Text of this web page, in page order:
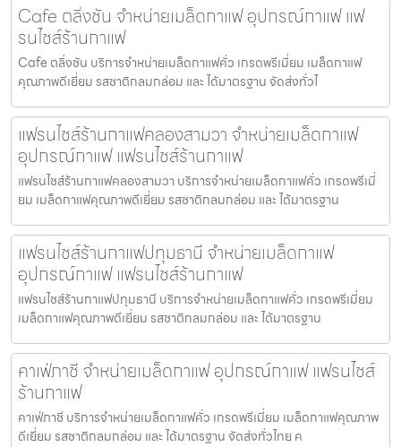
Cafe ตลิ่งชัน จำหน่ายเมล็ดกาแฟ อุปกรณ์กาแฟ แฟ
รนไชส์ร้านกาแฟ
Cafe ตลิ่งชัน บริการจำหน่ายเมล็ดกาแฟคั่ว เกรดพรีเมี่ยม เมล็ดกาแฟ
คุณภาพดีเยี่ยม รสชาติกลมกล่อม และ ได้มาตรฐาน จัดส่งทั่วไ
แฟรนไชส์ร้านกาแฟคลองสามวา จำหน่ายเมล็ดกาแฟ
อุปกรณ์กาแฟ แฟรนไชส์ร้านกาแฟ
แฟรนไชส์ร้านกาแฟคลองสามวา บริการจำหน่ายเมล็ดกาแฟคั่ว เกรดพรีเมี่
ยม เมล็ดกาแฟคุณภาพดีเยี่ยม รสชาติกลมกล่อม และ ได้มาตรฐาน
แฟรนไชส์ร้านกาแฟปทุมธานี จำหน่ายเมล็ดกาแฟ
อุปกรณ์กาแฟ แฟรนไชส์ร้านกาแฟ
แฟรนไชส์ร้านกาแฟปทุมธานี บริการจำหน่ายเมล็ดกาแฟคั่ว เกรดพรีเมี่ยม
เมล็ดกาแฟคุณภาพดีเยี่ยม รสชาติกลมกล่อม และ ได้มาตรฐาน
คาเฟ่ภาชี จำหน่ายเมล็ดกาแฟ อุปกรณ์กาแฟ แฟรนไชส์
ร้านกาแฟ
คาเฟ่ภาชี บริการจำหน่ายเมล็ดกาแฟคั่ว เกรดพรีเมี่ยม เมล็ดกาแฟคุณภาพ
ดีเยี่ยม รสชาติกลมกล่อม และ ได้มาตรฐาน จัดส่งทั่วไทย ค